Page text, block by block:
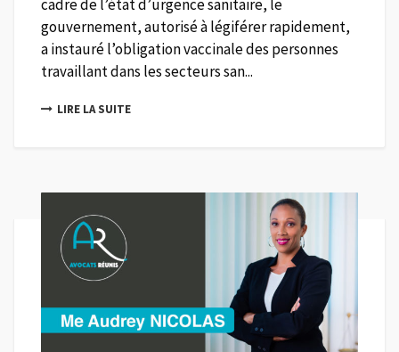
cadre de l’état d’urgence sanitaire, le
gouvernement, autorisé à légiférer rapidement,
a instauré l’obligation vaccinale des personnes
travaillant dans les secteurs san...
LIRE LA SUITE